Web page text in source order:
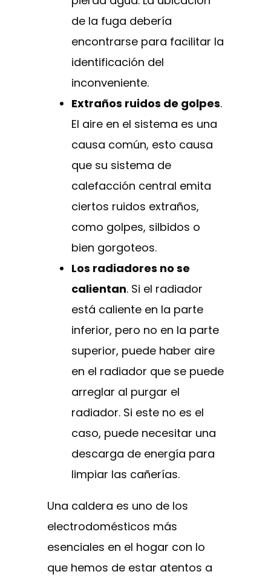
de la fuga debería
encontrarse para facilitar la
identificación del
inconveniente.
Extraños ruidos de golpes.
El aire en el sistema es una
causa común, esto causa
que su sistema de
calefacción central emita
ciertos ruidos extraños,
como golpes, silbidos o
bien gorgoteos.
Los radiadores no se
calientan. Si el radiador
está caliente en la parte
inferior, pero no en la parte
superior, puede haber aire
en el radiador que se puede
arreglar al purgar el
radiador. Si este no es el
caso, puede necesitar una
descarga de energía para
limpiar las cañerías.
Una caldera es uno de los
electrodomésticos más
esenciales en el hogar con lo
que hemos de estar atentos a